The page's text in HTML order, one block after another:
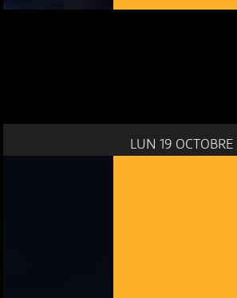
LUN 19 OCTOBRE